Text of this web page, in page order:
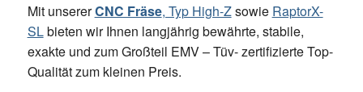
Mit unsererCNC Fräse, Typ High-Zsowie RaptorX-
SLbieten wir Ihnen langjährig bewährte, stabile,
exakte und zum Großteil EMV – Tüv- zertifizierte Top-
Qualität zum kleinen Preis.